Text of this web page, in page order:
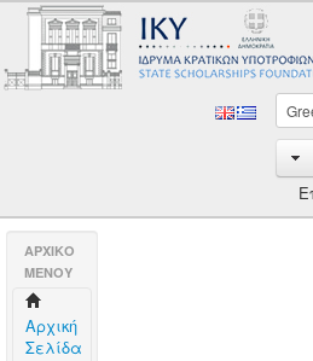
AΡΧΙΚΟ
ΜΕΝΟΥ
Aρχική
Σελίδα